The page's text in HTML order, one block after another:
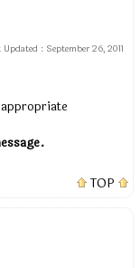
Updated : September 26, 2011
TOP